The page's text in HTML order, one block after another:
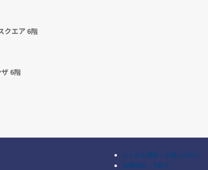
クエア 6階
6階
よくある質問・お問い合わせ
各種資料・手続き